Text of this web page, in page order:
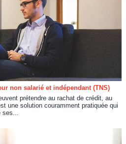
non salarié et indépendant (TNS)
prétendre au rachat de crédit, au
une solution couramment pratiquée qui
ses...